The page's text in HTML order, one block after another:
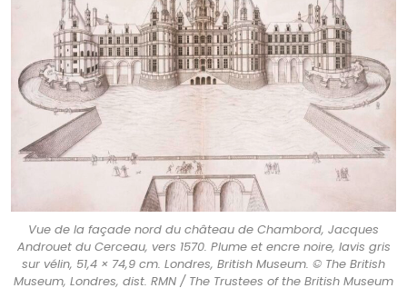
Vue de la façade nord du château de Chambord, Jacques
Androuet du Cerceau, vers 1570. Plume et encre noire, lavis gris
sur vélin, 51,4 × 74,9 cm. Londres, British Museum. © The British
Museum, Londres, dist. RMN / The Trustees of the British Museum